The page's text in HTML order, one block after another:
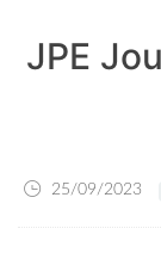
JPE
25/09/2023